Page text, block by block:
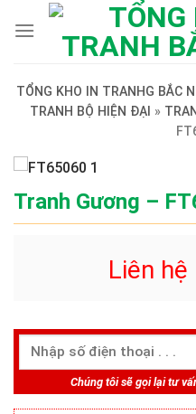
TỔNG KHO IN TRANHG BẮC
TRANH BỘ HIỆN ĐẠI »
Tranh Gương –
Liên hệ
Chúng tôi sẽ gọi lại tư